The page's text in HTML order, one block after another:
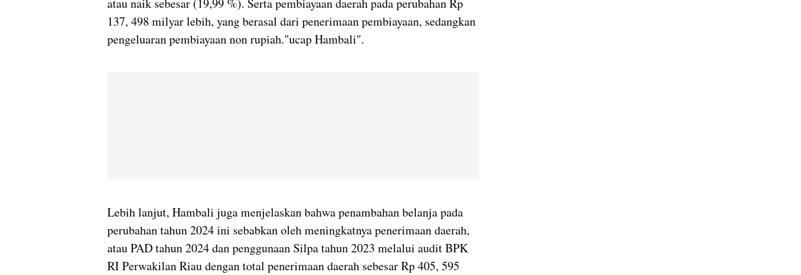
atau naik sebesar (19,99 %). Serta pembiayaan daerah pada perubahan Rp
137, 498 milyar lebih, yang berasal dari penerimaan pembiayaan, sedangkan
pengeluaran pembiayaan non rupiah."ucap Hambali".
Lebih lanjut, Hambali juga menjelaskan bahwa penambahan belanja pada
perubahan tahun 2024 ini sebabkan oleh meningkatnya penerimaan daerah,
atau PAD tahun 2024 dan penggunaan Silpa tahun 2023 melalui audit BPK
RI Perwakilan Riau dengan total penerimaan daerah sebesar Rp 405, 595